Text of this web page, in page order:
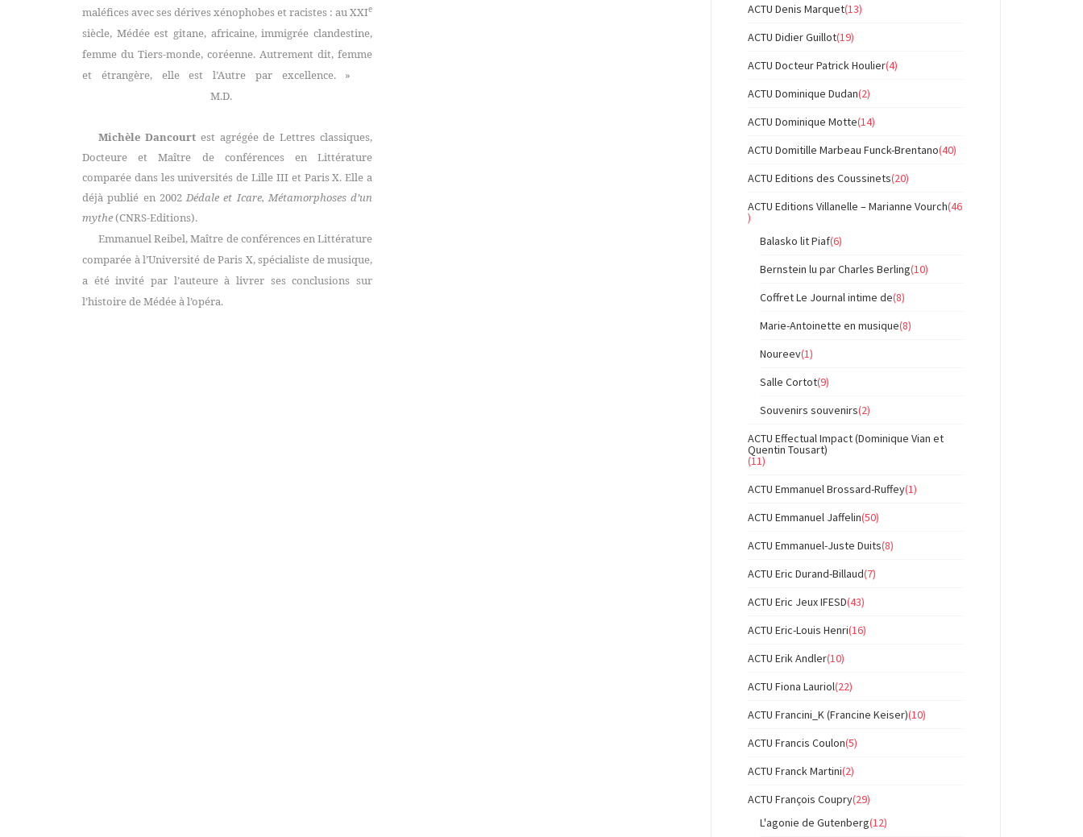
maléfices avec ses dérives xénophobes et racistes : au XXIe
siècle, Médée est gitane, africaine, immigrée clandestine,
femme du Tiers-monde, coréenne. Autrement dit, femme
et étrangère, elle est l’Autre par excellence.
»
M.D.
Michèle Dancourt est agrégée de Lettres classiques,
Docteure et Maître de conférences en Littérature
comparée dans les universités de Lille III et Paris X. Elle a
déjà publié en 2002 Dédale et Icare, Métamorphoses d’un
mythe(CNRS-Editions).
Emmanuel Reibel, Maître de conférences en Littérature
comparée à l’Université de Paris X, spécialiste de musique,
a été invité par l’auteure à livrer ses conclusions sur
l’histoire de Médée à l’opéra.
ACTU Denis Marquet(13)
ACTU Didier Guillot(19)
ACTU Docteur Patrick Houlier(4)
ACTU Dominique Dudan(2)
ACTU Dominique Motte(14)
ACTU Domitille Marbeau Funck-Brentano(40)
ACTU Editions des Coussinets(20)
ACTU Editions Villanelle – Marianne Vourch(46
)
Balasko lit Piaf(6)
Bernstein lu par Charles Berling(10)
Coffret Le Journal intime de(8)
Marie-Antoinette en musique(8)
Noureev(1)
Salle Cortot(9)
Souvenirs souvenirs(2)
ACTU Effectual Impact (Dominique Vian et
Quentin Tousart)
(11)
ACTU Emmanuel Brossard-Ruffey(1)
ACTU Emmanuel Jaffelin(50)
ACTU Emmanuel-Juste Duits(8)
ACTU Eric Durand-Billaud(7)
ACTU Eric Jeux IFESD(43)
ACTU Eric-Louis Henri(16)
ACTU Erik Andler(10)
ACTU Fiona Lauriol(22)
ACTU Francini_K (Francine Keiser)(10)
ACTU Francis Coulon(5)
ACTU Franck Martini(2)
ACTU François Coupry(29)
L'agonie de Gutenberg(12)